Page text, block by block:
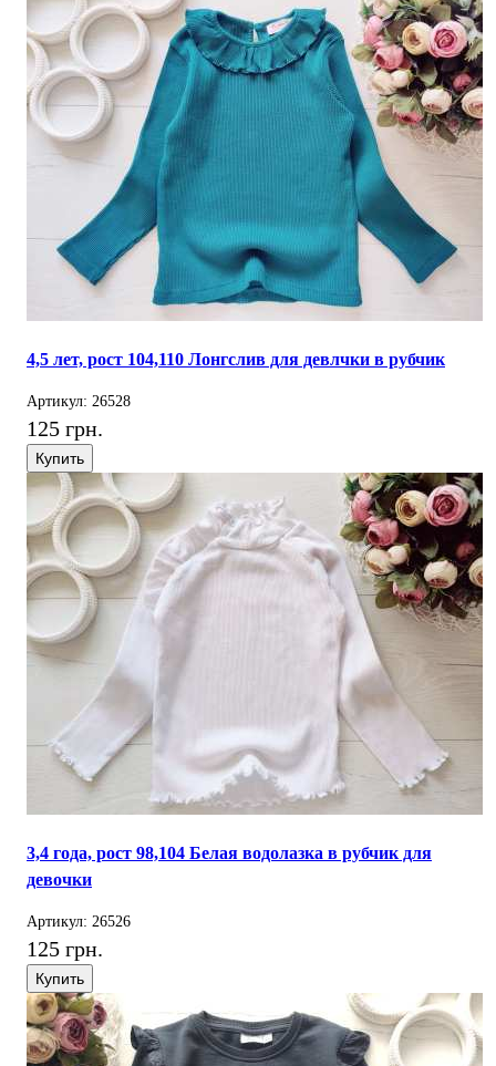
4,5 лет, рост 104,110 Лонгслив для девлчки в рубчик
Артикул: 26528
125 грн.
Купить
3,4 года, рост 98,104 Белая водолазка в рубчик для
девочки
Артикул: 26526
125 грн.
Купить